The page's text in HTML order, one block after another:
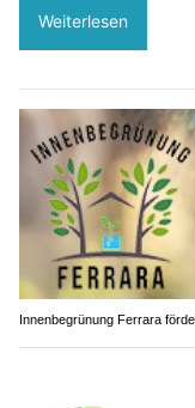
Weiterlesen
Innenbegrünung Ferrara